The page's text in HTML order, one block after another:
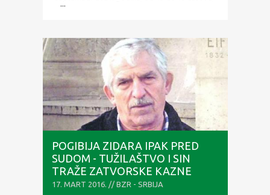
POGIBIJA ZIDARA IPAK PRED
SUDOM - TUŽILAŠTVO I SIN
TRAŽE ZATVORSKE KAZNE
17. MART 2016. // BZR - SRBIJA